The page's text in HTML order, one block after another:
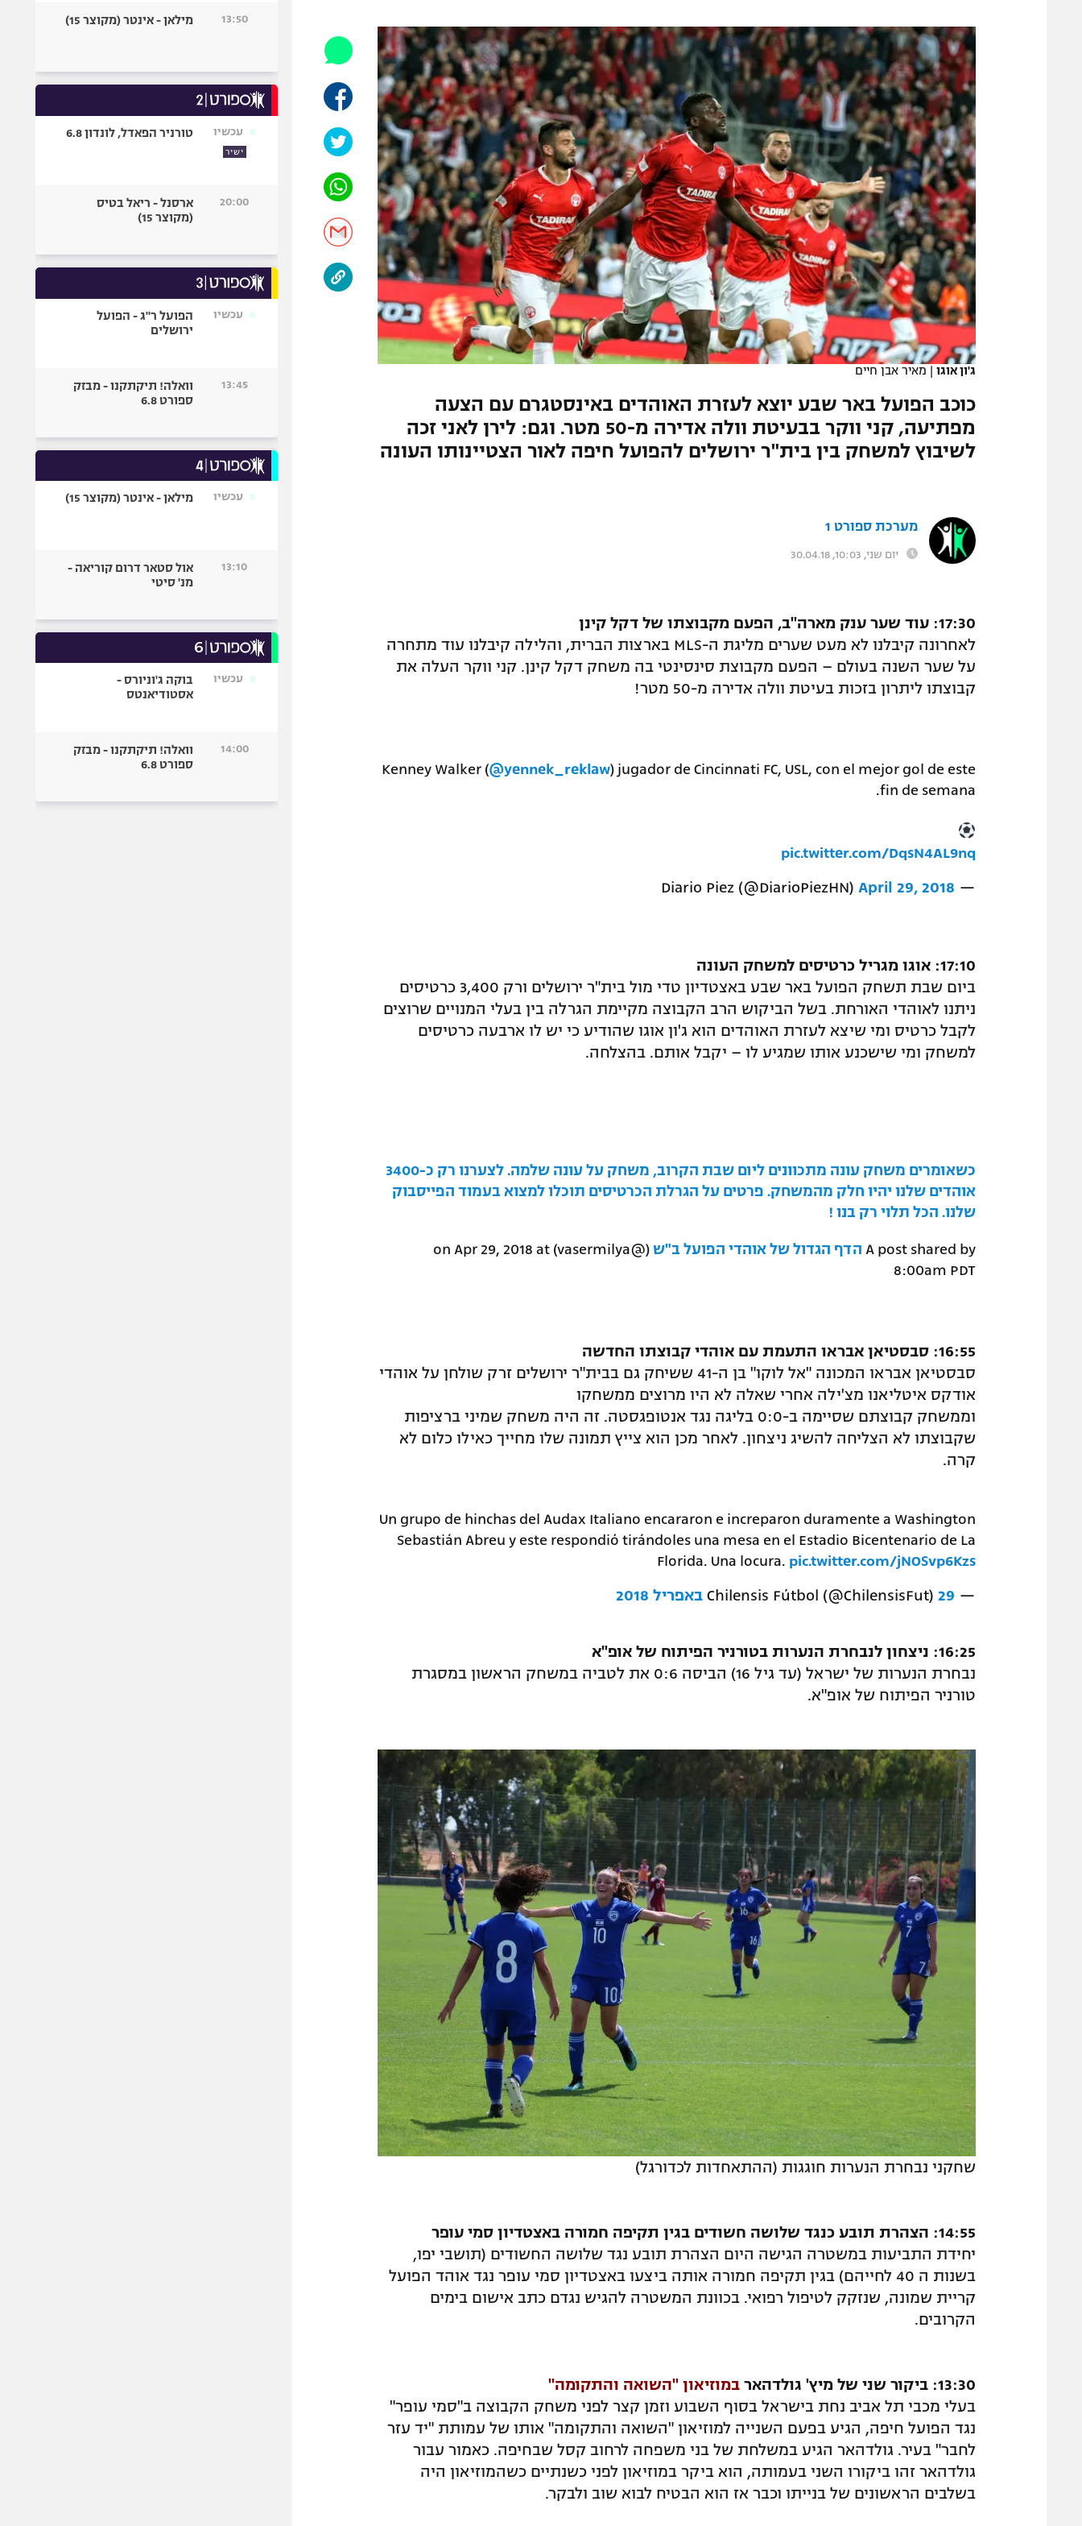
תקנון משתתפים וזוכים בפרסים
תקנון עבור פעילות אלקטרה
תקנון עבור פעילות ספורט 1 – "מרלן"
טניס
גיימינג E-Sports
תנאי שימוש
מדיניות פרטיות
תקנון פעילות ספורט 1
רשיון להקרנה פומבית לבית עסק
הצטרפות לחבילת הערוצים
לוח דרושים – ג'ובנט
תגיות
המגזין
הפועל תל אביב
הפועל חיפה
הפועל באר שבע
מכבי נתניה
בני יהודה
ליגה סינית
ליגה ברזילאית
ליגות נוספות
אופניים
כדורמים
פוטבול אמריקאי NFL
גיימינג E-Sports
ג'ון אוגו | מאיר אבן חיים
כוכב הפועל באר שבע יוצא לעזרת האוהדים באינסטגרם עם הצעה
מפתיעה, קני ווקר בבעיטת וולה אדירה מ-50 מטר. וגם: לירן לאני זכה
לשיבוץ למשחק בין בית"ר ירושלים להפועל חיפה לאור הצטיינותו העונה
מערכת ספורט 1
יום שני, 10:03, 30.04.18
17:30: עוד שער ענק מארה"ב, הפעם מקבוצתו של דקל קינן
לאחרונה קיבלנו לא מעט שערים מליגת ה-MLS בארצות הברית, והלילה קיבלנו עוד מתחרה
על שער השנה בעולם – הפעם מקבוצת סינסינטי בה משחק דקל קינן. קני ווקר העלה את
קבוצתו ליתרון בזכות בעיטת וולה אדירה מ-50 מטר!
Kenney Walker (@yennek_reklaw) jugador de Cincinnati FC, USL, con el mejor gol de este
fin de semana.
pic.twitter.com/DqsN4AL9nq
— Diario Piez (@DiarioPiezHN)
April 29, 2018
17:10: אוגו מגריל כרטיסים למשחק העונה
ביום שבת תשחק הפועל באר שבע באצטדיון טדי מול בית"ר ירושלים ורק 3,400 כרטיסים
ניתנו לאוהדי האורחת. בשל הביקוש הרב הקבוצה מקיימת הגרלה בין בעלי המנויים שרוצים
לקבל כרטיס ומי שיצא לעזרת האוהדים הוא ג'ון אוגו שהודיע כי יש לו ארבעה כרטיסים
למשחק ומי שישכנע אותו שמגיע לו – יקבל אותם. בהצלחה.
כשאומרים משחק עונה מתכוונים ליום שבת הקרוב, משחק על עונה שלמה. לצערנו רק כ-3400
אוהדים שלנו יהיו חלק מהמשחק. פרטים על הגרלת הכרטיסים תוכלו למצוא בעמוד הפייסבוק
שלנו. הכל תלוי רק בנו !
A post shared by הדף הגדול של אוהדי הפועל ב"ש (@vasermilya) on
Apr 29, 2018 at
8:00am PDT
16:55: סבסטיאן אבראו התעמת עם אוהדי קבוצתו החדשה
סבסטיאן אבראו המכונה "אל לוקו" בן ה-41 ששיחק גם בבית"ר ירושלים זרק שולחן על אוהדי
אודקס איטליאנו מצ'ילה אחרי שאלה לא היו מרוצים ממשחקו
וממשחק קבוצתם שסיימה ב-0:0 בליגה נגד אנטופגסטה. זה היה משחק שמיני ברציפות
שקבוצתו לא הצליחה להשיג ניצחון. לאחר מכן הוא צייץ תמונה שלו מחייך כאילו כלום לא
קרה.
Un grupo de hinchas del Audax Italiano encararon e increparon duramente a Washington
Sebastián Abreu y este respondió tirándoles una mesa en el Estadio Bicentenario de La
Florida. Una locura. pic.twitter.com/jNOSvp6Kzs
— Chilensis Fútbol (@ChilensisFut) 29 באפריל 2018
16:25: ניצחון לנבחרת הנערות בטורניר הפיתוח של אופ"א
נבחרת הנערות של ישראל (עד גיל 16) הביסה 0:6 את לטביה במשחק הראשון במסגרת
טורניר הפיתוח של אופ"א.
שחקני נבחרת הנערות חוגגות (ההתאחדות לכדורגל)
14:55: הצהרת תובע כנגד שלושה חשודים בגין תקיפה חמורה באצטדיון סמי עופר
יחידת התביעות במשטרה הגישה היום הצהרת תובע נגד שלושה החשודים (תושבי יפו,
בשנות ה 40 לחייהם) בגין תקיפה חמורה אותה ביצעו באצטדיון סמי עופר נגד אוהד הפועל
קריית שמונה, שנזקק לטיפול רפואי. בכוונת המשטרה להגיש נגדם כתב אישום בימים
הקרובים.
13:30: ביקור שני של מיץ' גולדהאר
במוזיאון "השואה והתקומה"
בעלי מכבי תל אביב נחת בישראל בסוף השבוע וזמן קצר לפני משחק הקבוצה ב"סמי עופר"
נגד הפועל חיפה, הגיע בפעם השנייה למוזיאון "השואה והתקומה" אותו של עמותת "יד עזר
לחבר" בעיר. גולדהאר הגיע במשלחת של בני משפחה לרחוב קסל שבחיפה. כאמור עבור
גולדהאר זהו ביקורו השני בעמותה, הוא ביקר במוזיאון לפני כשנתיים כשהמוזיאון היה
בשלבים הראשונים של בנייתו וכבר אז הוא הבטיח לבוא שוב ולבקר.
13:50 מילאן - אינטר (מקוצר 15)
עכשיו
ישיר
טורניר הפאדל, לונדון 6.8
20:00
ארסנל - ריאל בטיס
(מקוצר 15)
עכשיו
הפועל ר"ג - הפועל
ירושלים
13:45
וואלה! תיקתקנו - מבזק
ספורט 6.8
עכשיו מילאן - אינטר (מקוצר 15)
13:10
אול סטאר דרום קוריאה -
מנ' סיטי
עכשיו
בוקה ג'וניורס -
אסטודיאנטס
14:00
וואלה! תיקתקנו - מבזק
ספורט 6.8